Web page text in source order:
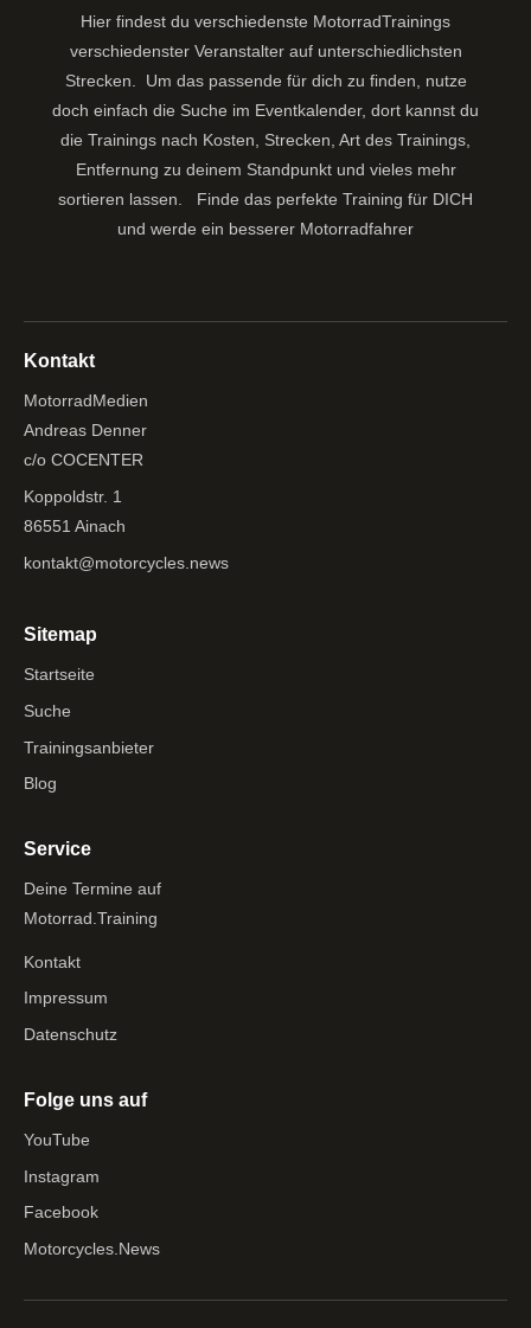
Hier findest du verschiedenste MotorradTrainings
verschiedenster Veranstalter auf unterschiedlichsten
Strecken. Um das passende für dich zu finden, nutze
doch einfach die Suche im Eventkalender, dort kannst du
die Trainings nach Kosten, Strecken, Art des Trainings,
Entfernung zu deinem Standpunkt und vieles mehr
sortieren lassen. Finde das perfekte Training für DICH
und werde ein besserer Motorradfahrer
Kontakt
MotorradMedien
Andreas Denner
c/o COCENTER
Koppoldstr. 1
86551 Ainach
kontakt@motorcycles.news
Sitemap
Startseite
Suche
Trainingsanbieter
Blog
Service
Deine Termine auf
Motorrad.Training
Kontakt
Impressum
Datenschutz
Folge uns auf
YouTube
Instagram
Facebook
Motorcycles.News